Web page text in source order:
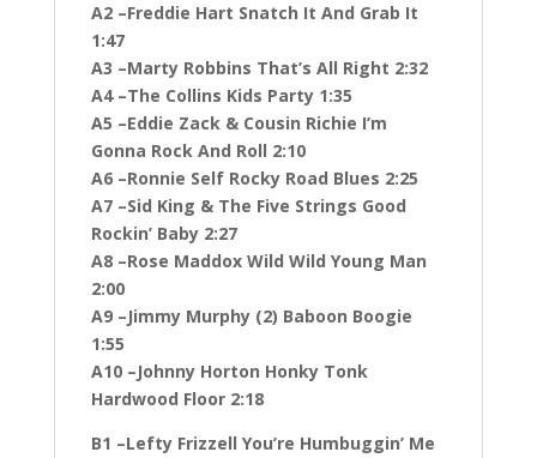
A2 –Freddie Hart Snatch It And Grab It
1:47
A3 –Marty Robbins That’s All Right 2:32
A4 –The Collins Kids Party 1:35
A5 –Eddie Zack & Cousin Richie I’m
Gonna Rock And Roll 2:10
A6 –Ronnie Self Rocky Road Blues 2:25
A7 –Sid King & The Five Strings Good
Rockin’ Baby 2:27
A8 –Rose Maddox Wild Wild Young Man
2:00
A9 –Jimmy Murphy (2) Baboon Boogie
1:55
A10 –Johnny Horton Honky Tonk
Hardwood Floor 2:18
B1 –Lefty Frizzell You’re Humbuggin’ Me